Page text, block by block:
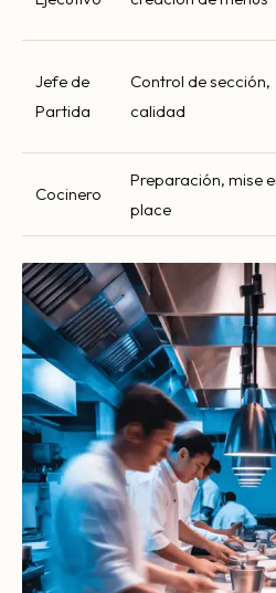
Jefe de
Partida
Control de sección,
calidad
Cocinero
Preparación, mise
place